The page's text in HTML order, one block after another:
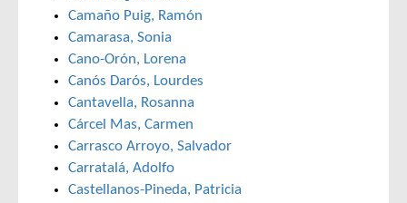
Camaño Puig, Ramón
Camarasa, Sonia
Cano-Orón, Lorena
Canós Darós, Lourdes
Cantavella, Rosanna
Cárcel Mas, Carmen
Carrasco Arroyo, Salvador
Carratalá, Adolfo
Castellanos-Pineda, Patricia